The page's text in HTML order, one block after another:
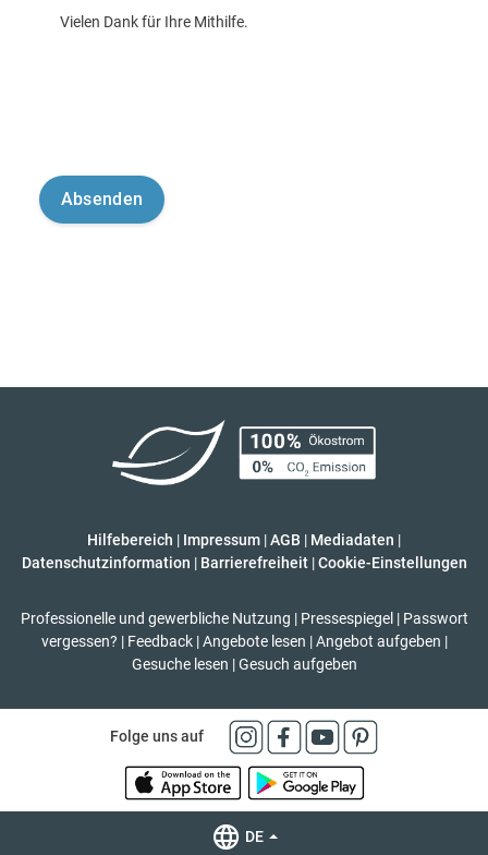
Vielen Dank für Ihre Mithilfe.
Hilfebereich | Impressum |AGB | Mediadaten |
Datenschutzinformation | Barrierefreiheit | Cookie-Einstellungen
Professionelle und gewerbliche Nutzung | Pressespiegel | Passwort
vergessen? | Feedback | Angebote lesen | Angebot aufgeben |
Gesuche lesen | Gesuch aufgeben
Folge uns auf
DE